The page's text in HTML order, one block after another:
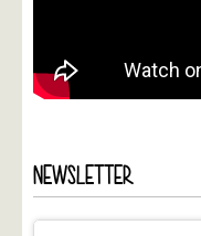
NEWSLETTER